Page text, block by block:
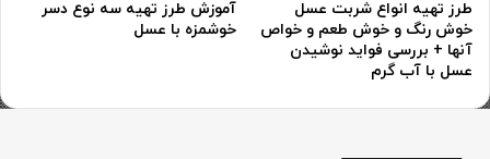
طرز تهیه انواع شربت عسل
خوش رنگ و خوش طعم و خواص
آنها + بررسی فواید نوشیدن
عسل با آب گرم
آموزش طرز تهیه سه نوع دسر
خوشمزه با عسل